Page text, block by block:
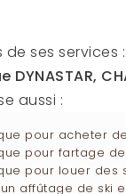
de ses services :
DYNASTAR,
aussi :
pour acheter
pour fartage de
pour louer des
affûtage de ski